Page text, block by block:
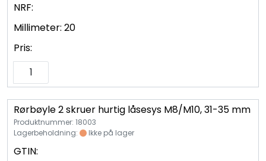
NRF:
Millimeter: 20
Pris:
Rørbøyle 2 skruer hurtig låsesys M8/M10, 31-35 mm
Produktnummer: 18003
Lagerbeholdning:
Ikke på lager
GTIN:
Designradiatorer
Unipak
Vannprøver
Syrefast
TA-SCOPE